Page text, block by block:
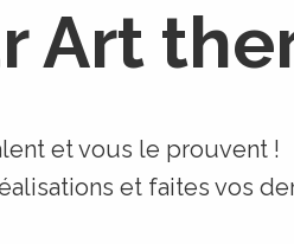
Art
et vous le prouvent !
et faites vos